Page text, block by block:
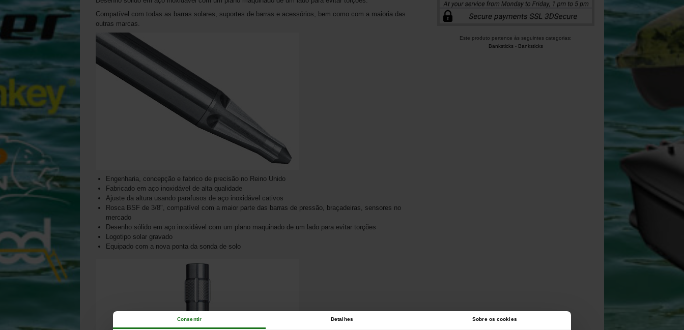
Consentir Detalhes Sobre os cookies
Este produto pertence às seguintes categorias:
Banksticks- Banksticks
Compatível com todas as barras solares, suportes de barras e acessórios, bem como com a maioria das
outras marcas.
Engenharia, concepção e fabrico de precisão no Reino Unido
Fabricado em aço inoxidável de alta qualidade
Ajuste da altura usando parafusos de aço inoxidável cativos
Rosca BSF de 3/8", compatível com a maior parte das barras de pressão, braçadeiras, sensores no
mercado
Desenho sólido em aço inoxidável com um plano maquinado de um lado para evitar torções
Logotipo solar gravado
Equipado com a nova ponta da sonda de solo